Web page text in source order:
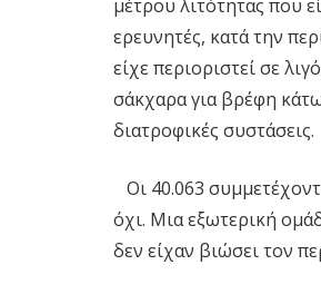
μέτρου λιτότητας που
ερευνητές, κατά την
είχε περιοριστεί σε
σάκχαρα για βρέφη
διατροφικές συστάσεις.
Οι 40.063
όχι. Μια εξωτερική
δεν είχαν βιώσει τον